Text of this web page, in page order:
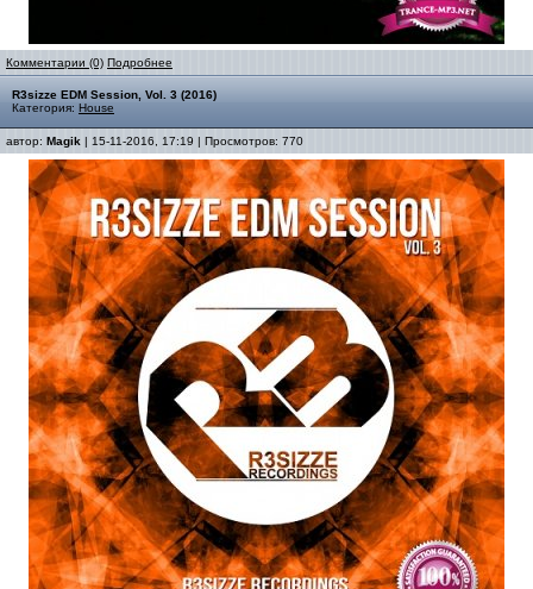
Комментарии (0) Подробнее
R3sizze EDM Session, Vol. 3 (2016)
Категория: House
автор: Magik | 15-11-2016, 17:19 | Просмотров: 770